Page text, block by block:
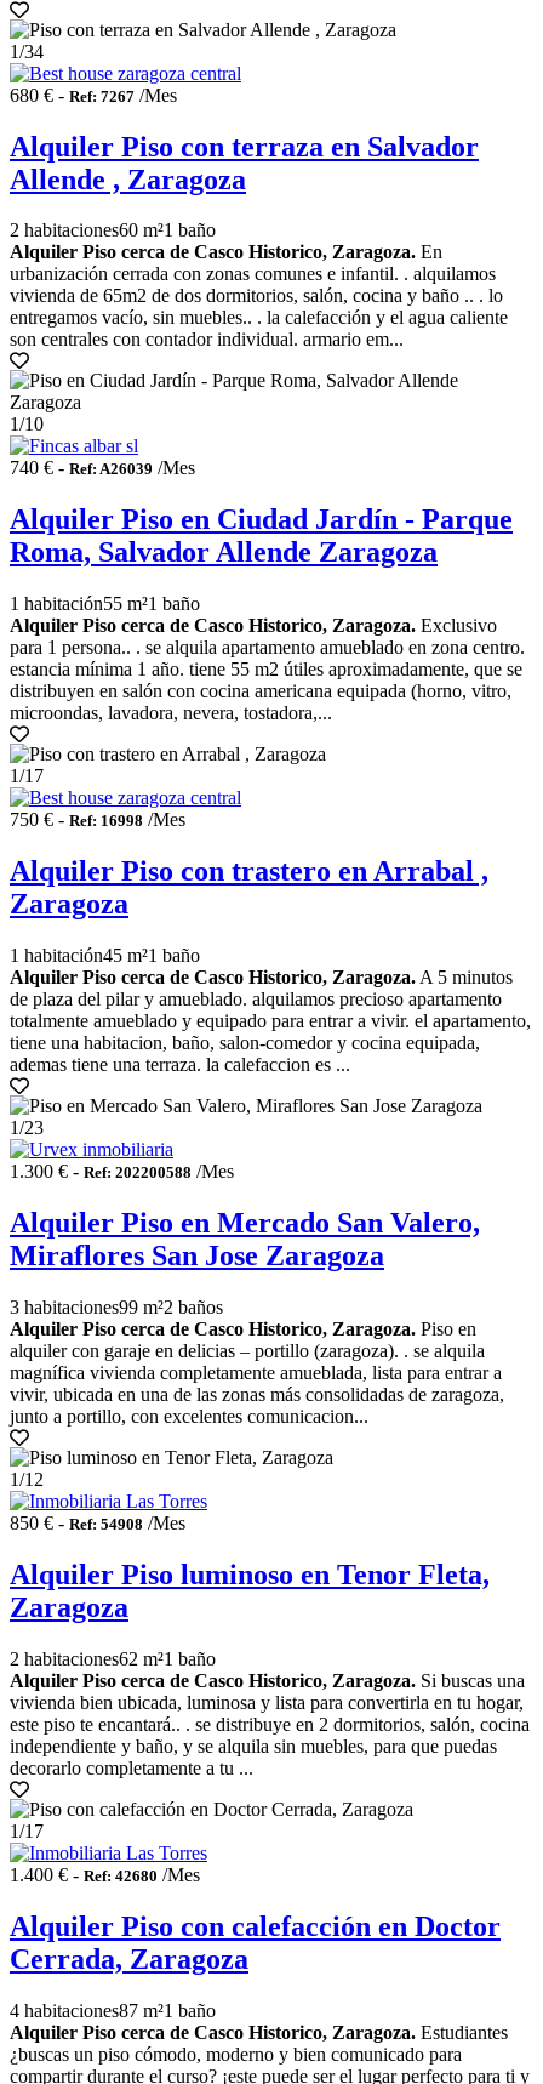
1/34
680 € - Ref: 7267 /Mes
Alquiler Piso con terraza en Salvador
Allende , Zaragoza
2 habitaciones60 m²1 baño
Alquiler Piso cerca de Casco Historico, Zaragoza. En
urbanización cerrada con zonas comunes e infantil. . alquilamos
vivienda de 65m2 de dos dormitorios, salón, cocina y baño .. . lo
entregamos vacío, sin muebles.. . la calefacción y el agua caliente
son centrales con contador individual. armario em...
1/10
740 € - Ref: A26039 /Mes
Alquiler Piso en Ciudad Jardín - Parque
Roma, Salvador Allende Zaragoza
1 habitación55 m²1 baño
Alquiler Piso cerca de Casco Historico, Zaragoza. Exclusivo
para 1 persona.. . se alquila apartamento amueblado en zona centro.
estancia mínima 1 año. tiene 55 m2 útiles aproximadamente, que se
distribuyen en salón con cocina americana equipada (horno, vitro,
microondas, lavadora, nevera, tostadora,...
1/17
750 € - Ref: 16998 /Mes
Alquiler Piso con trastero en Arrabal ,
Zaragoza
1 habitación45 m²1 baño
Alquiler Piso cerca de Casco Historico, Zaragoza. A 5 minutos
de plaza del pilar y amueblado. alquilamos precioso apartamento
totalmente amueblado y equipado para entrar a vivir. el apartamento,
tiene una habitacion, baño, salon-comedor y cocina equipada,
ademas tiene una terraza. la calefaccion es ...
1/23
1.300 € - Ref: 202200588 /Mes
Alquiler Piso en Mercado San Valero,
Miraflores San Jose Zaragoza
3 habitaciones99 m²2 baños
Alquiler Piso cerca de Casco Historico, Zaragoza. Piso en
alquiler con garaje en delicias – portillo (zaragoza). . se alquila
magnífica vivienda completamente amueblada, lista para entrar a
vivir, ubicada en una de las zonas más consolidadas de zaragoza,
junto a portillo, con excelentes comunicacion...
1/12
850 € - Ref: 54908 /Mes
Alquiler Piso luminoso en Tenor Fleta,
Zaragoza
2 habitaciones62 m²1 baño
Alquiler Piso cerca de Casco Historico, Zaragoza. Si buscas una
vivienda bien ubicada, luminosa y lista para convertirla en tu hogar,
este piso te encantará.. . se distribuye en 2 dormitorios, salón, cocina
independiente y baño, y se alquila sin muebles, para que puedas
decorarlo completamente a tu ...
1/17
1.400 € - Ref: 42680 /Mes
Alquiler Piso con calefacción en Doctor
Cerrada, Zaragoza
4 habitaciones87 m²1 baño
Alquiler Piso cerca de Casco Historico, Zaragoza. Estudiantes
¿buscas un piso cómodo, moderno y bien comunicado para
compartir durante el curso? ¡este puede ser el lugar perfecto para ti y